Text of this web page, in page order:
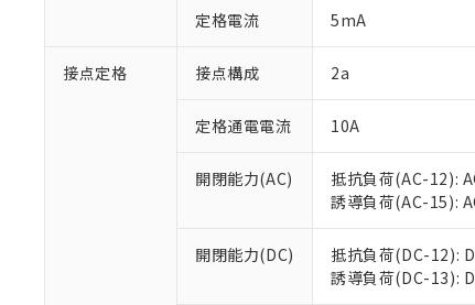
定格電流 5mA
接点定格 接点構成 2a
定格通電電流 10A
開閉能力(AC)
抵抗負荷(AC-12):
誘導負荷(AC-15):
開閉能力(DC)
抵抗負荷(DC-12):
誘導負荷(DC-13):
い。
正式な納
当社販売
オムロン
在庫状況
す。
マイパー
但し、RoHS指令で
※2 対応予定
部品在庫の切り
「○」：最大均
「×」：最大均
*中国RoHS10物質
Pb(鉛) :1000ppm、
Cr(Ⅵ)(六価クロム) :
DBP(フタル酸ジブ
DEHP(フタル酸ビス
※2 環境保護
「ｅ」：有害物
当社は、
当社は貴
置等に一
当社は、
また当社
たしませ
号
○ 一定
△ 一定
－
在庫
機器